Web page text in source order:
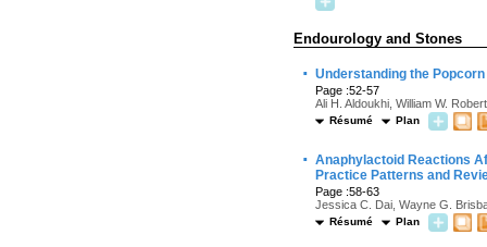
Endourology and Stones
· Understanding the
Page :52-57
Ali H. Aldoukhi, William W.
Résumé Plan
· Anaphylactoid Reactions
Practice Patterns and
Page :58-63
Jessica C. Dai, Wayne G.
Résumé Plan